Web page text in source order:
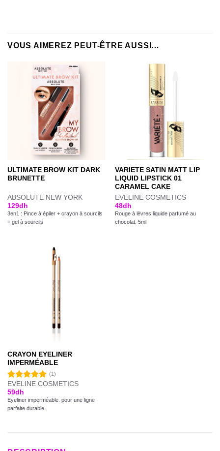
VOUS AIMEREZ PEUT-ÊTRE AUSSI…
ULTIMATE BROW KIT DARK
BRUNETTE
ABSOLUTE NEW YORK
129dh
3en1 : Pince à épiler + crayon à sourcils
+ gel à sourcils
VARIETE SATIN MATT LIP
LIQUID LIPSTICK 01
CARAMEL CAKE
EVELINE COSMETICS
48dh
Rouge à lèvres liquide parfumé au
chocolat. 5ml
CRAYON EYELINER
IMPERMÉABLE
Note5.00
sur 5
(1)
EVELINE COSMETICS
59dh
Eyeliner imperméable. pour une ligne
parfaite durable.